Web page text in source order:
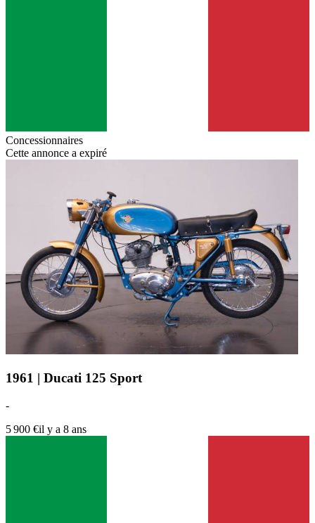
Concessionnaires
Cette annonce a expiré
1961 | Ducati 125 Sport
-
5 900 €il y a 8 ans